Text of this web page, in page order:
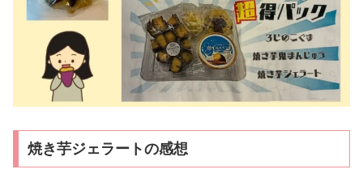
焼き芋ジェラートの感想